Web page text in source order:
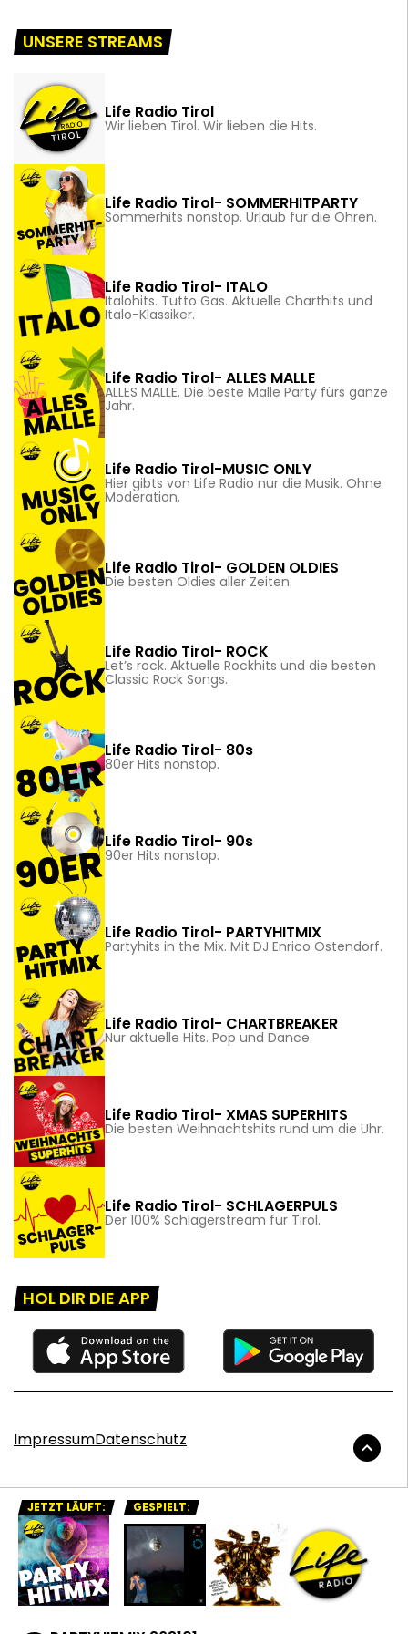
UNSERE STREAMS
Life Radio Tirol
Wir lieben Tirol. Wir lieben die Hits.
Life Radio Tirol- SOMMERHITPARTY
Sommerhits nonstop. Urlaub für die Ohren.
Life Radio Tirol- ITALO
Italohits. Tutto Gas. Aktuelle Charthits und
Italo-Klassiker.
Life Radio Tirol- ALLES MALLE
ALLES MALLE. Die beste Malle Party fürs ganze
Jahr.
Life Radio Tirol-MUSIC ONLY
Hier gibts von Life Radio nur die Musik. Ohne
Moderation.
Life Radio Tirol- GOLDEN OLDIES
Die besten Oldies aller Zeiten.
Life Radio Tirol- ROCK
Let’s rock. Aktuelle Rockhits und die besten
Classic Rock Songs.
Life Radio Tirol- 80s
80er Hits nonstop.
Life Radio Tirol- 90s
90er Hits nonstop.
Life Radio Tirol- PARTYHITMIX
Partyhits in the Mix. Mit DJ Enrico Ostendorf.
Life Radio Tirol- CHARTBREAKER
Nur aktuelle Hits. Pop und Dance.
Life Radio Tirol- XMAS SUPERHITS
Die besten Weihnachtshits rund um die Uhr.
Life Radio Tirol- SCHLAGERPULS
Der 100% Schlagerstream für Tirol.
HOL DIR DIE APP
ImpressumDatenschutz
JETZT LÄUFT: GESPIELT: